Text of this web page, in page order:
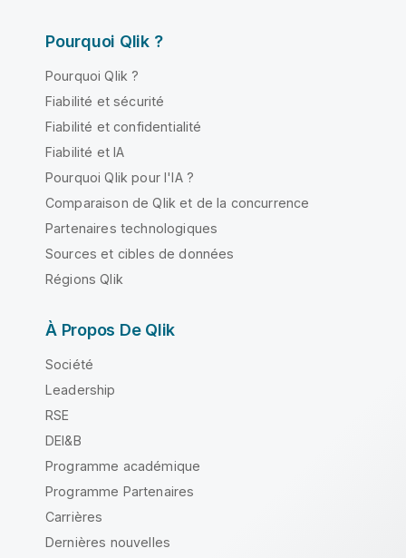
Pourquoi Qlik ?
Pourquoi Qlik ?
Fiabilité et sécurité
Fiabilité et confidentialité
Fiabilité et IA
Pourquoi Qlik pour l'IA ?
Comparaison de Qlik et de la concurrence
Partenaires technologiques
Sources et cibles de données
Régions Qlik
À Propos De Qlik
Société
Leadership
RSE
DEI&B
Programme académique
Programme Partenaires
Carrières
Dernières nouvelles